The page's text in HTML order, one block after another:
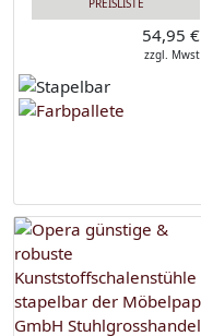
PREISLISTE
54,95 €
zzgl. Mwst